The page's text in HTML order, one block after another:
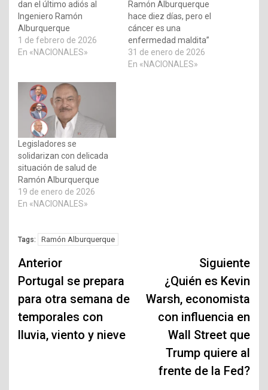
dan el último adiós al
Ingeniero Ramón
Alburquerque
1 de febrero de 2026
En «NACIONALES»
Ramón Alburquerque
hace diez días, pero el
cáncer es una
enfermedad maldita”
31 de enero de 2026
En «NACIONALES»
Legisladores se
solidarizan con delicada
situación de salud de
Ramón Alburquerque
19 de enero de 2026
En «NACIONALES»
Tags: Ramón Alburquerque
Navegación
de
entradas
Anterior
Portugal se prepara
para otra semana de
temporales con
lluvia, viento y nieve
Siguiente
¿Quién es Kevin
Warsh, economista
con influencia en
Wall Street que
Trump quiere al
frente de la Fed?